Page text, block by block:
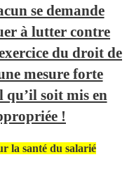
se demande
à lutter contre
du droit de
mesure forte
qu’il soit mis en
!
la santé du salarié